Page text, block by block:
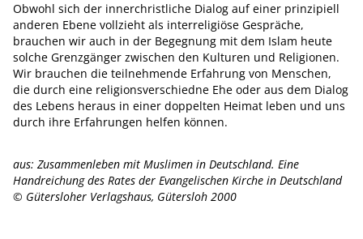
Obwohl sich der innerchristliche Dialog auf einer prinzipiell
anderen Ebene vollzieht als interreligiöse Gespräche,
brauchen wir auch in der Begegnung mit dem Islam heute
solche Grenzgänger zwischen den Kulturen und Religionen.
Wir brauchen die teilnehmende Erfahrung von Menschen,
die durch eine religionsverschiedne Ehe oder aus dem Dialog
des Lebens heraus in einer doppelten Heimat leben und uns
durch ihre Erfahrungen helfen können.
aus: Zusammenleben mit Muslimen in Deutschland. Eine
Handreichung des Rates der Evangelischen Kirche in Deutschland
© Gütersloher Verlagshaus, Gütersloh 2000